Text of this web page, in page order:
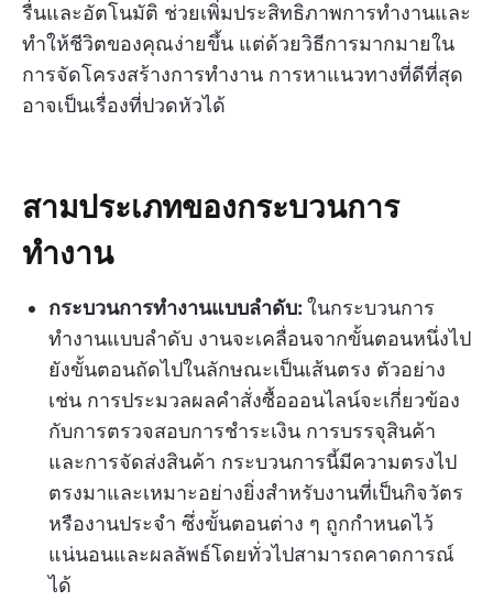
รื่นและอัตโนมัติ ช่วยเพิ่มประสิทธิภาพการทำงานและ
ทำให้ชีวิตของคุณง่ายขึ้น แต่ด้วยวิธีการมากมายใน
การจัดโครงสร้างการทำงาน การหาแนวทางที่ดีที่สุด
อาจเป็นเรื่องที่ปวดหัวได้
สามประเภทของกระบวนการ
ทำงาน
กระบวนการทำงานแบบลำดับ: ในกระบวนการ
ทำงานแบบลำดับ งานจะเคลื่อนจากขั้นตอนหนึ่งไป
ยังขั้นตอนถัดไปในลักษณะเป็นเส้นตรง ตัวอย่าง
เช่น การประมวลผลคำสั่งซื้อออนไลน์จะเกี่ยวข้อง
กับการตรวจสอบการชำระเงิน การบรรจุสินค้า
และการจัดส่งสินค้า กระบวนการนี้มีความตรงไป
ตรงมาและเหมาะอย่างยิ่งสำหรับงานที่เป็นกิจวัตร
หรืองานประจำ ซึ่งขั้นตอนต่าง ๆ ถูกกำหนดไว้
แน่นอนและผลลัพธ์โดยทั่วไปสามารถคาดการณ์
ได้